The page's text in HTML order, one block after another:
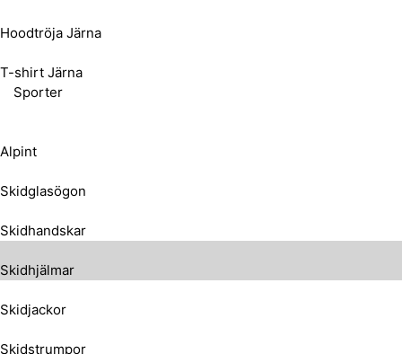
Hoodtröja Järna
T-shirt Järna
Sporter
Alpint
Skidglasögon
Skidhandskar
Skidhjälmar
Skidjackor
Skidstrumpor